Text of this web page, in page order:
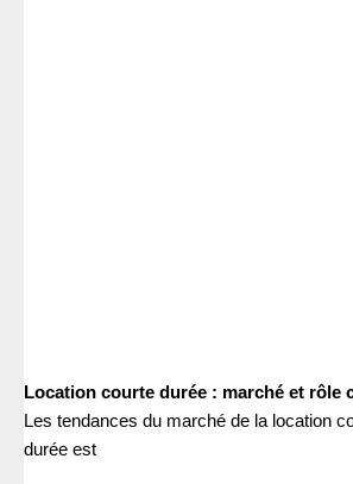
Location courte durée : marché et rôle
Les tendances du marché de la location
durée est